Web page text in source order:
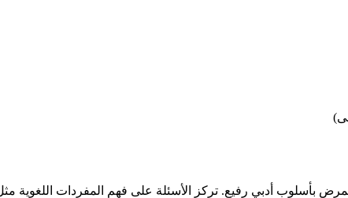
بأسلوب أدبي رفيع. تركز الأسئلة على فهم المفردات اللغوية